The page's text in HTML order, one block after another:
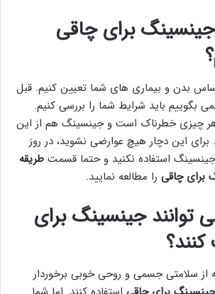
جینسینگ برای چاقی
اساس بدن و بیماری های شما تعیین کنیم. قبل
بگوییم باید شرایط شما را بررسی کنیم.
چیزی خطرناک است و جینسینگ هم از این
این دچار هیچ عوارضی نشوید، در روز
طریقه
چاقی را مطالعه نمایید.
توانند جینسینگ برای
از سلامتی جسمی و روحی خوبی برخوردار